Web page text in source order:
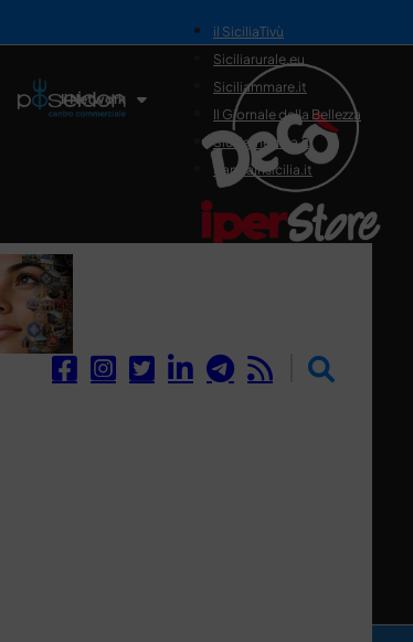
Il Network
il SiciliaTivù
Siciliarurale.eu
Siciliammare.it
Il Giornale della Bellezza
Siciliamedica.it
Sanitainsicilia.it